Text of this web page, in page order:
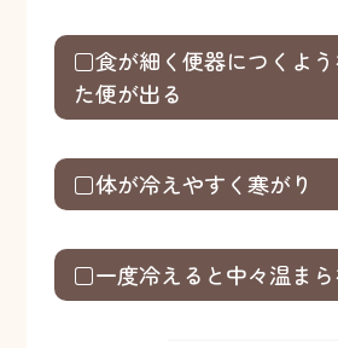
□食が細く便器につくよう
た便が出る
□体が冷えやすく寒がり
□一度冷えると中々温ま